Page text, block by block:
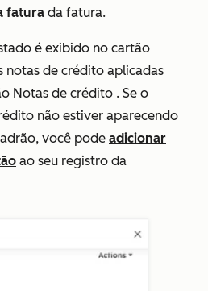
fatura da fatura.
é exibido no cartão
notas de crédito aplicadas
Notas de crédito . Se o
não estiver aparecendo
você pode adicionar
ao seu registro da